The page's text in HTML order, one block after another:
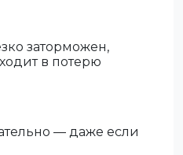
заторможен,
в потерю
— даже если